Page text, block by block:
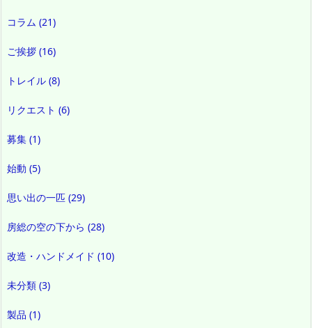
コラム (21)
ご挨拶 (16)
トレイル (8)
リクエスト (6)
募集 (1)
始動 (5)
思い出の一匹 (29)
房総の空の下から (28)
改造・ハンドメイド (10)
未分類 (3)
製品 (1)